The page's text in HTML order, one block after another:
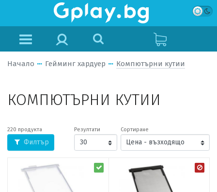
Начало Гейминг хардуер Компютърни кутии
КОМПЮТЪРНИ КУТИИ
220 продукта
Филтър
Резултати Сортиране